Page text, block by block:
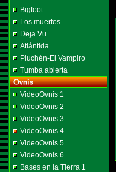
Bigfoot
Los muertos
Deja Vu
Atlántida
Piuchén-El Vampiro
Tumba abierta
VideoOvnis 1
VideoOvnis 2
VideoOvnis 3
VideoOvnis 4
VideoOvnis 5
VideoOvnis 6
Bases en la Tierra 1